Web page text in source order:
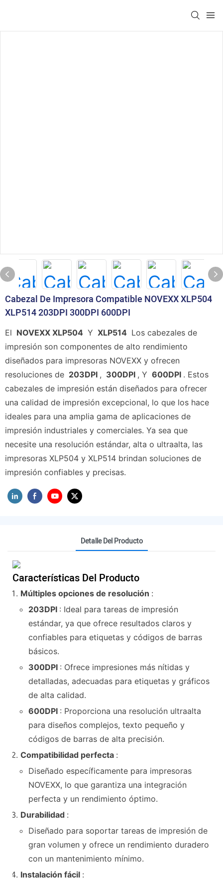
Cabezal De Impresora Compatible NOVEXX XLP504
XLP514 203DPI 300DPI 600DPI
El NOVEXX XLP504 Y XLP514 Los cabezales de
impresión son componentes de alto rendimiento
diseñados para impresoras NOVEXX y ofrecen
resoluciones de 203DPI , 300DPI , Y 600DPI . Estos
cabezales de impresión están diseñados para ofrecer
una calidad de impresión excepcional, lo que los hace
ideales para una amplia gama de aplicaciones de
impresión industriales y comerciales. Ya sea que
necesite una resolución estándar, alta o ultraalta, las
impresoras XLP504 y XLP514 brindan soluciones de
impresión confiables y precisas.
Detalle Del Producto
Características Del Producto
Múltiples opciones de resolución :
203DPI : Ideal para tareas de impresión
estándar, ya que ofrece resultados claros y
confiables para etiquetas y códigos de barras
básicos.
300DPI : Ofrece impresiones más nítidas y
detalladas, adecuadas para etiquetas y gráficos
de alta calidad.
600DPI : Proporciona una resolución ultraalta
para diseños complejos, texto pequeño y
códigos de barras de alta precisión.
Compatibilidad perfecta :
Diseñado específicamente para impresoras
NOVEXX, lo que garantiza una integración
perfecta y un rendimiento óptimo.
Durabilidad :
Diseñado para soportar tareas de impresión de
gran volumen y ofrece un rendimiento duradero
con un mantenimiento mínimo.
Instalación fácil :